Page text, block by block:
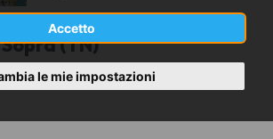
Accetto
le mie impostazioni
(TN)